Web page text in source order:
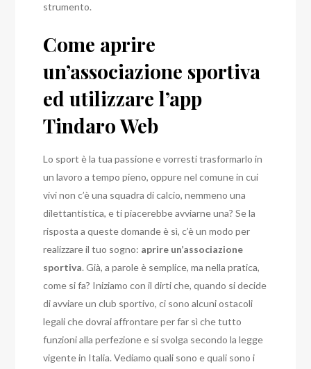
strumento.
Come aprire
un’associazione sportiva
ed utilizzare l’app
Tindaro Web
Lo sport è la tua passione e vorresti trasformarlo in
un lavoro a tempo pieno, oppure nel comune in cui
vivi non c’è una squadra di calcio, nemmeno una
dilettantistica, e ti piacerebbe avviarne una?Se la
risposta a queste domande è sì, c’è un modo per
realizzare il tuo sogno: aprire un’associazione
sportiva. Già, a parole è semplice, ma nella pratica,
come si fa? Iniziamo con il dirti che, quando si decide
di avviare un club sportivo, ci sono alcuni ostacoli
legali che dovrai affrontare per far sì che tutto
funzioni alla perfezione e si svolga secondo la legge
vigente in Italia.Vediamo quali sono e quali sono i